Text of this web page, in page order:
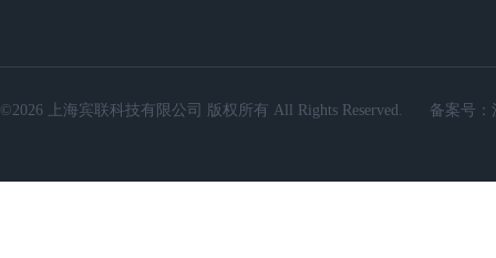
©2026 上海宾联科技有限公司 版权所有 All Rights Reserved. 备案号：